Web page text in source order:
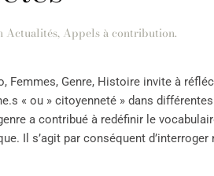
Actualités, Appels à contribution.
Femmes, Genre, Histoire invite à
« ou » citoyenneté » dans
a contribué à redéfinir le
Il s’agit par conséquent